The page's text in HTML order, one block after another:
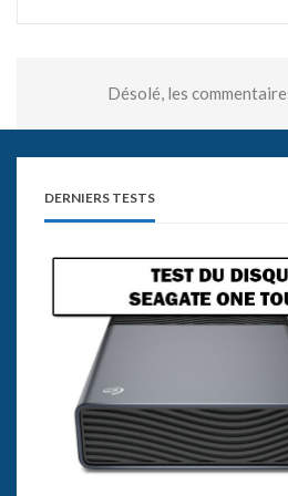
Désolé, les
DERNIERS TESTS